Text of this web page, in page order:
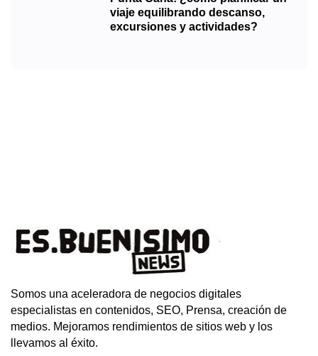
viaje equilibrando descanso,
excursiones y actividades?
Somos una aceleradora de negocios digitales
especialistas en contenidos, SEO, Prensa, creación de
medios. Mejoramos rendimientos de sitios web y los
llevamos al éxito.